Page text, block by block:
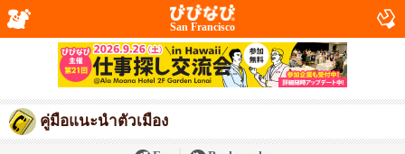
San Francisco
คู่มือแนะนำตัวเมือง